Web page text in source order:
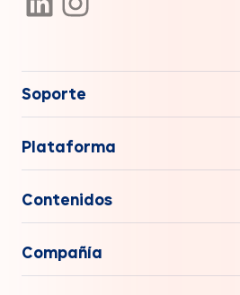
Soporte
Plataforma
Contenidos
Compañía